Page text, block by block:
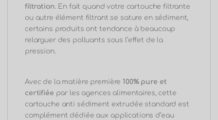
filtration. En fait quand votre cartouche filtrante
ou autre élément filtrant se sature en sédiment,
certains produits ont tendance à beaucoup
relarguer des polluants sous l’effet de la
pression.
Avec de la matière première100% pure et
certifiée par les agences alimentaires, cette
cartouche anti sédiment extrudée standard est
complément dédiée aux applications d’eau